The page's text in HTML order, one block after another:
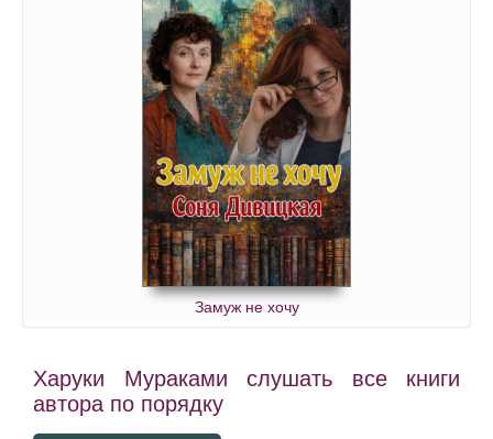
Замуж не хочу
Харуки Мураками слушать все книги
автора по порядку